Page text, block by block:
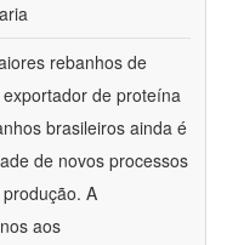
rebanhos de
de proteína
brasileiros ainda é
de novos processos
A
aos